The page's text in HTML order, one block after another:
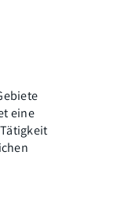
eine